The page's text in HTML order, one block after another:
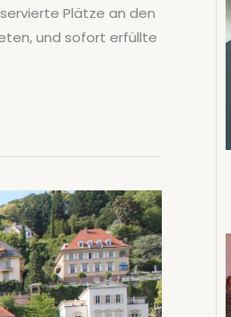
Plätze an den
und sofort erfüllte